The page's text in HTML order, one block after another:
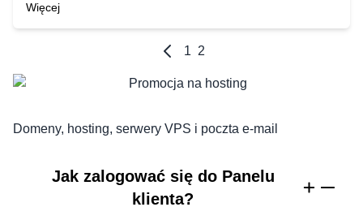
Więcej
1 2
Domeny, hosting, serwery VPS i poczta e-mail
Jak zalogować się do Panelu
klienta?